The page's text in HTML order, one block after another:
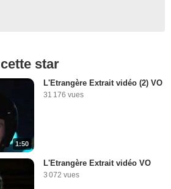
star
1:50
L'Etrangère Extrait vidéo (2) VO
31 176 vues
L'Etrangère Extrait vidéo VO
3 072 vues